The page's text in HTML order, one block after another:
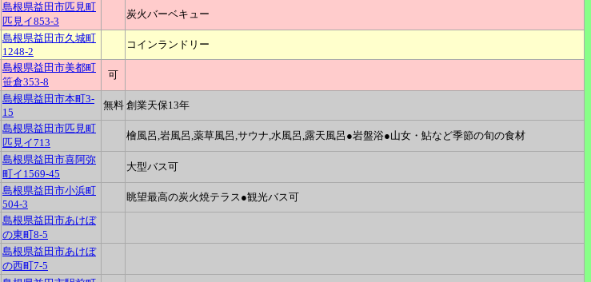
島根県益田市匹見町
匹見イ853-3
炭火バーベキュー
島根県益田市久城町
1248-2
コインランドリー
島根県益田市美都町
笹倉353-8
可
島根県益田市本町3-
15
無料 創業天保13年
島根県益田市匹見町
匹見イ713
檜風呂,岩風呂,薬草風呂,サウナ,水風呂,露天風呂●岩盤浴●山女・鮎など季節の旬の食材
島根県益田市喜阿弥
町イ1569-45
大型バス可
島根県益田市小浜町
504-3
眺望最高の炭火焼テラス●観光バス可
島根県益田市あけぼ
の東町8-5
島根県益田市あけぼ
の西町7-5